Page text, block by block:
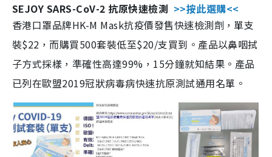
SEJOY SARS-CoV-2 抗原快速檢測 >>按此選購<<
香港口罩品牌HK-M Mask抗疫價發售快速檢測劑，單支
裝$22，而購買500套裝低至$20/支買到。產品以鼻咽拭
子方式採樣，準確性高達99%，15分鐘就知結果。產品
已列在歐盟2019冠狀病毒病快速抗原測試通用名單。